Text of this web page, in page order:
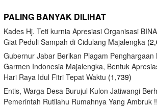
PALING BANYAK DILIHAT
Kades Hj. Teti kurnia Apresiasi Organisasi
Giat Peduli Sampah di Cidulang Majalengka
Gubernur Jabar Berikan Piagam Penghargaan
Garmen Indonesia Majalengka, Bentuk
Hari Raya Idul Fitri Tepat Waktu (1,739)
Entis, Warga Desa Burujul Kulon Jatiwangi
Pemerintah Rutilahu Rumahnya Yang Ambruk